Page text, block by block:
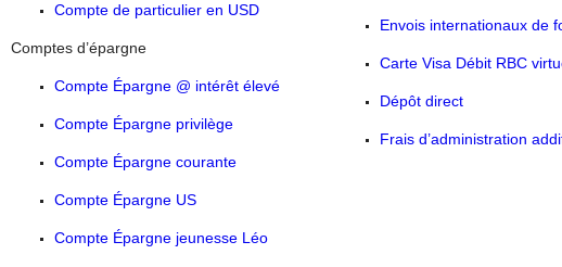
Compte de particulier en USD
Comptes d’épargne
Compte Épargne @ intérêt élevé
Compte Épargne privilège
Compte Épargne courante
Compte Épargne US
Compte Épargne jeunesse Léo
Envois internationaux de
Carte Visa Débit RBC
Dépôt direct
Frais d’administration